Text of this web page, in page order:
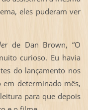
eles puderam ver
de Dan Brown, “O
curioso. Eu havia
do lançamento nos
em determinado mês,
para que depois